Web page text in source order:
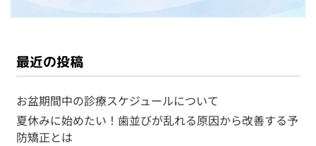
最近の投稿
お盆期間中の診療スケジュールについて
夏休みに始めたい！歯並びが乱れる原因から改善する予
防矯正とは